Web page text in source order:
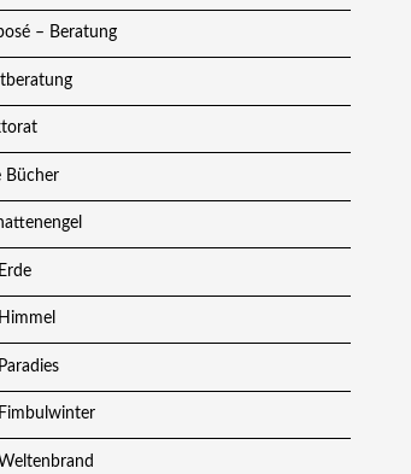
– Beratung
Bücher
Erde
Himmel
Paradies
Fimbulwinter